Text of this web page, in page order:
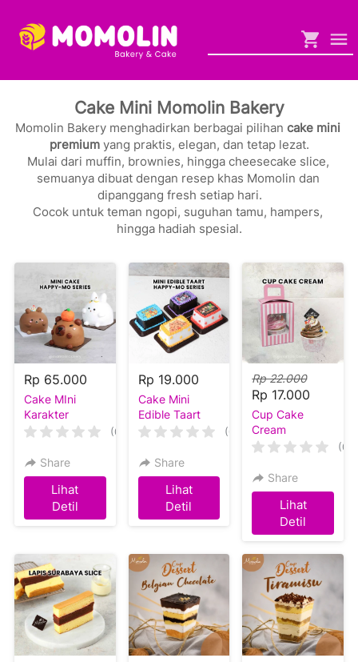
Cake Mini Momolin Bakery
Momolin Bakery menghadirkan berbagai pilihan cake mini
premium yang praktis, elegan, dan tetap lezat.
Mulai dari muffin, brownies, hingga cheesecake slice,
semuanya dibuat dengan resep khas Momolin dan
dipanggang fresh setiap hari.
Cocok untuk teman ngopi, suguhan tamu, hampers,
hingga hadiah spesial.
Rp 65.000
Cake MIni
Karakter
Capybara -
Kelinci (
Happy-Mo )
(0)
Share
Lihat
Detil
Rp 19.000
Cake Mini
Edible Taart
(0)
Share
Lihat
Detil
Rp 22.000
Rp 17.000
Cup Cake
Cream
(0)
Share
Lihat
Detil